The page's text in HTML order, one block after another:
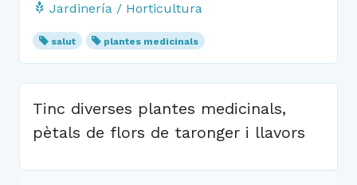
Jardinería / Horticultura
salut plantes medicinals
Tinc diverses plantes medicinals,
pètals de flors de taronger i llavors